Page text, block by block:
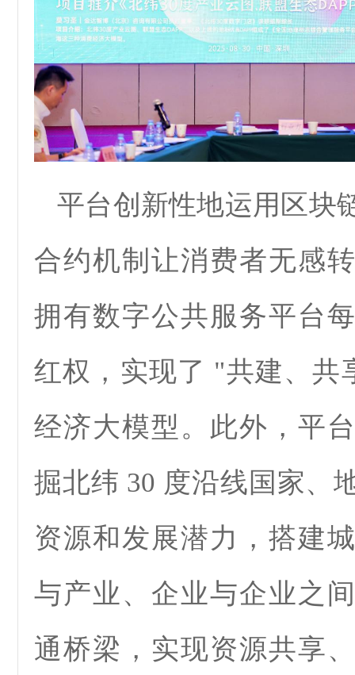
平台创新性地运用区块
合约机制让消费者无感
拥有数字公共服务平台
红权，实现了 "共建、共
经济大模型。此外，平
掘北纬 30 度沿线国家、
资源和发展潜力，搭建
与产业、企业与企业之
通桥梁，实现资源共享